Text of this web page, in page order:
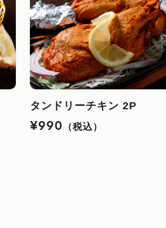
タンドリーチキン 2P
¥990
（税込）